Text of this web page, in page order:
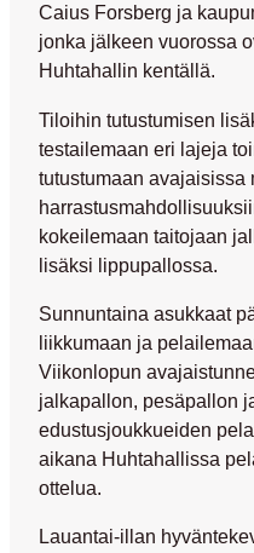
Caius Forsberg ja
jonka jälkeen vuorossa
Huhtahallin kentällä.
Tiloihin tutustumisen
testailemaan eri lajeja
tutustumaan avajaisissa
kokeilemaan taitojaan
lisäksi lippupallossa.
Sunnuntaina asukkaat
liikkumaan ja
Viikonlopun
jalkapallon, pesäpallon
edustusjoukkueiden
aikana Huhtahallissa
ottelua.
Lauantai-illan